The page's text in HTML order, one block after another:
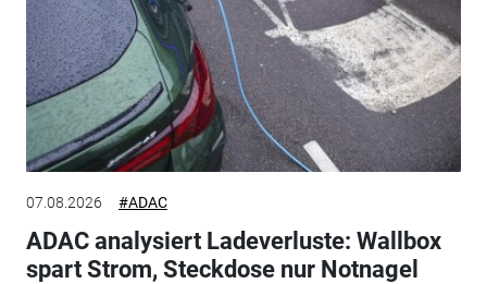
07.08.2026 #ADAC
ADAC analysiert Ladeverluste: Wallbox
spart Strom, Steckdose nur Notnagel